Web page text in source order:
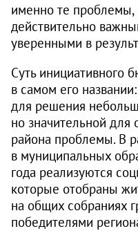
именно те проблемы,
действительно
уверенными в
Суть инициативного
в самом его
для решения
но значительной для
района проблемы. В
в муниципальных
года реализуются
которые отобраны
на общих собраниях
победителями